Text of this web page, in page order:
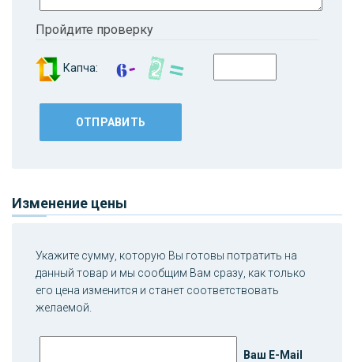
Пройдите проверку
Капча:
Изменение цены
Укажите сумму, которую Вы готовы потратить на
данный товар и мы сообщим Вам сразу, как только
его цена изменится и станет соответствовать
желаемой.
Ваш E-Mail